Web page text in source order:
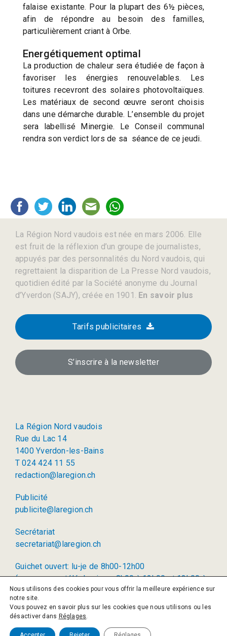
falaise existante. Pour la plupart des 6½ pièces,
afin de répondre au besoin des familles,
particulièrement criant à Orbe.
Energétiquement optimal
La production de chaleur sera étudiée de façon à
favoriser les énergies renouvelables. Les
toitures recevront des solaires photovoltaïques.
Les matériaux de second œuvre seront choisis
dans une démarche durable. L’ensemble du projet
sera labellisé Minergie. Le Conseil communal
rendra son verdict lors de sa séance de ce jeudi.
La Région Nord vaudois est née en mars 2006. Elle
est fruit de la réflexion d’un groupe de journalistes,
appuyés par des personnalités du Nord vaudois, qui
regrettaient la disparition de La Presse Nord vaudois,
quotidien édité par la Société anonyme du Journal
d’Yverdon (SAJY), créée en 1901. En savoir plus
Tarifs publicitaires
S’inscrire à la newsletter
La Région Nord vaudois
Rue du Lac 14
1400 Yverdon-les-Bains
T 024 424 11 55
redaction@laregion.ch
Publicité
publicite@laregion.ch
Secrétariat
secretariat@laregion.ch
Guichet ouvert: lu-je de 8h00-12h00
(permanence téléphonique: 8h00 à 12h00 et 13h00 à
17h00)
© 2026 La Région SA
Politique de confidentialité
Nous utilisons des cookies pour vous offrir la meilleure expérience sur
notre site.
Vous pouvez en savoir plus sur les cookies que nous utilisons ou les
désactiver dans Réglages.